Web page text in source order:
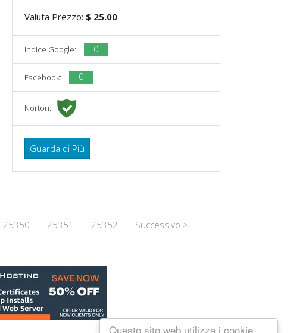
Questo sito web utilizza i cookie
Valuta Prezzo: $ 25.00
Indice Google: 0
Facebook: 0
Norton:
Guarda di Più
25350 25351 25352
Successivo >